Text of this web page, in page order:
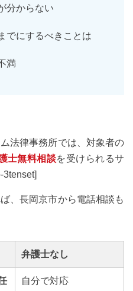
分からない
でにするべきことは
満
法律事務所では、対象者の
士無料相談を受けられるサ
3tenset]
、長岡京市から電話相談も
弁護士なし
自分で対応